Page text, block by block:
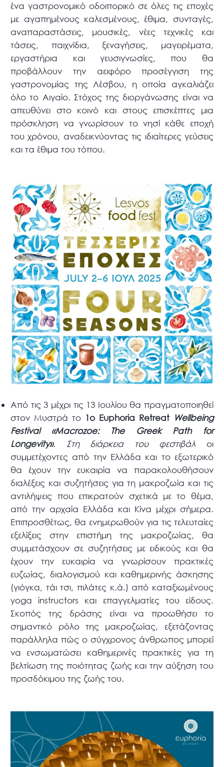
ένα γαστρονομικό οδοιπορικό σε όλες τις εποχές
με αγαπημένους καλεσμένους, έθιμα, συνταγές,
αναπαραστάσεις, μουσικές, νέες τεχνικές και
τάσεις, παιχνίδια, ξεναγήσεις, μαγειρέματα,
εργαστήρια και γευσιγνωσίες, που θα
προβάλλουν την αειφόρο προσέγγιση της
γαστρονομίας της Λέσβου, η οποία αγκαλιάζει
όλο το Αιγαίο. Στόχος της διοργάνωσης είναι να
απευθύνει στο κοινό και στους επισκέπτες μια
πρόσκληση να γνωρίσουν το νησί κάθε εποχή
του χρόνου, αναδεικνύοντας τις ιδιαίτερες γεύσεις
και τα έθιμα του τόπου.
Από τις 3 μέχρι τις 13 Ιουλίου θα πραγματοποιηθεί
στον Μυστρά το 1ο Euphoria Retreat Wellbeing
Festival «Macrozoe: The Greek Path
for
Longevity». Στη διάρκεια του φεστιβάλ οι
συμμετέχοντες από την Ελλάδα και το εξωτερικό
θα έχουν την ευκαιρία να παρακολουθήσουν
διαλέξεις και συζητήσεις για τη μακροζωία και τις
αντιλήψεις που επικρατούν σχετικά με το θέμα,
από την αρχαία Ελλάδα και Κίνα μέχρι σήμερα.
Επιπροσθέτως, θα ενημερωθούν για τις τελευταίες
εξελίξεις στην επιστήμη της μακροζωίας, θα
συμμετάσχουν σε συζητήσεις με ειδικούς και θα
έχουν την ευκαιρία να γνωρίσουν πρακτικές
ευζωίας, διαλογισμού και καθημερινής άσκησης
(γιόγκα, τάι τσι, πιλάτες κ.ά.) από καταξιωμένους
yoga instructors και επαγγελματίες του είδους.
Σκοπός της δράσης είναι να προωθήσει το
σημαντικό ρόλο της μακροζωίας, εξετάζοντας
παράλληλα πώς ο σύγχρονος άνθρωπος μπορεί
να ενσωματώσει καθημερινές πρακτικές για τη
βελτίωση της ποιότητας ζωής και την αύξηση του
προσδόκιμου της ζωής του.